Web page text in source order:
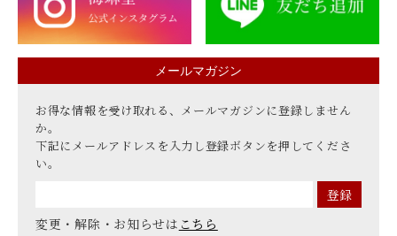
メールマガジン
お得な情報を受け取れる、メールマガジンに登録しません
か。
下記にメールアドレスを入力し登録ボタンを押してくださ
い。
変更・解除・お知らせは こちら